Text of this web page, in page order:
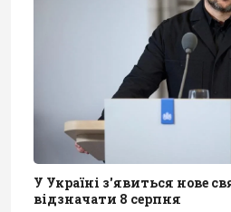
У Україні з'явиться нове
відзначати 8 серпня